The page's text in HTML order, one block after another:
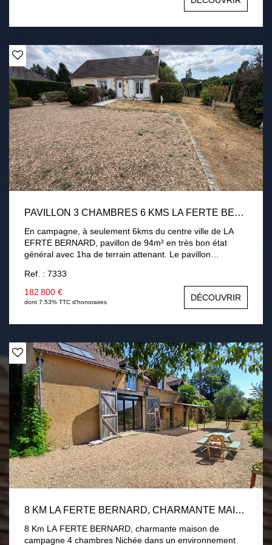
3000 m2 environ avec terrasse, cour intérieur et appentis
chauffage électrique, conduit existant pour poêle Tout à
l'égout Une visite s'impose !
PAVILLON 3 CHAMBRES 6 KMS LA FERTE BERNARD 1HA DE TERRAIN
En campagne, à seulement 6kms du centre ville de LA
EFRTE BERNARD, pavillon de 94m² en très bon état
général avec 1ha de terrain attenant. Le pavillon
salon-séjour avec poêle à granulés, une chambre, une
salle d'eau. En demi palier deux chambres. Garage,
buanderie. Menuiseries PVC double vitrage volets
roulants électrique. Assainissement par fosse toutes eaux
conforme. Terrain de 1 hectare divisé en près et verger
Ref. : 7333
182 800 €
dont 7.53% TTC d'honoraires DÉCOUVRIR
8 KM LA FERTE BERNARD, CHARMANTE MAISON DE CAMPAGNE 4 CHAMBRES
8 Km LA FERTE BERNARD, charmante maison de
campagne 4 chambres Nichée dans un environnement